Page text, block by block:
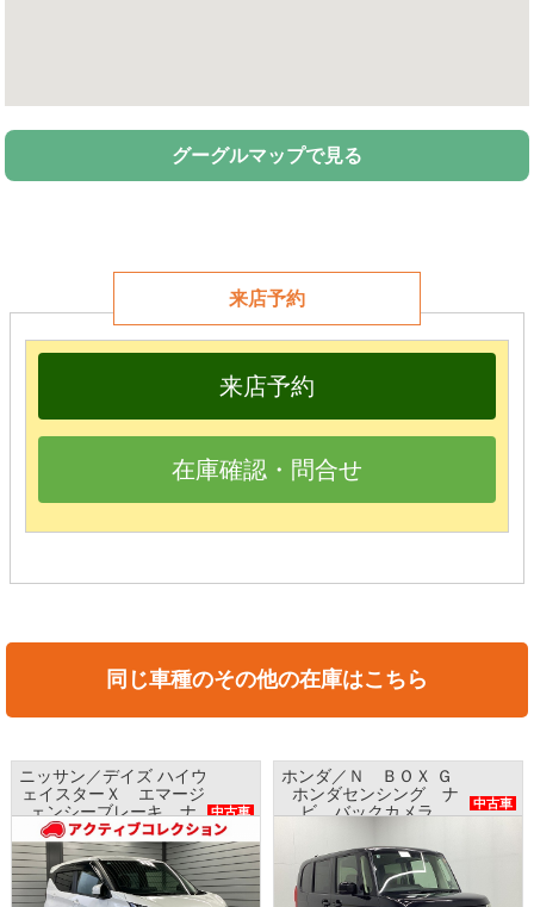
グーグルマップで見る
来店予約
来店予約
在庫確認・問合せ
同じ車種のその他の在庫はこちら
ニッサン／デイズ ハイウ
ェイスターＸ エマージ
ェンシーブレーキ ナ
ビ アラウンドビューモ
ニター インテリキー
中古車
ホンダ／Ｎ ＢＯＸ Ｇ
ホンダセンシング ナ
ビ バックカメラ
中古車